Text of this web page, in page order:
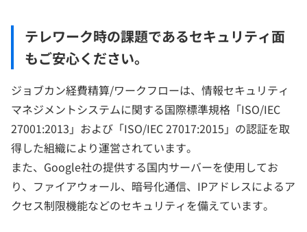
テレワーク時の課題であるセキュリティ面
もご安心ください。
ジョブカン経費精算/ワークフローは、情報セキュリティ
マネジメントシステムに関する国際標準規格「ISO/IEC
27001:2013」および「ISO/IEC 27017:2015」の認証を取
得した組織により運営されています。
また、Google社の提供する国内サーバーを使用してお
り、ファイアウォール、暗号化通信、IPアドレスによるア
クセス制限機能などのセキュリティを備えています。